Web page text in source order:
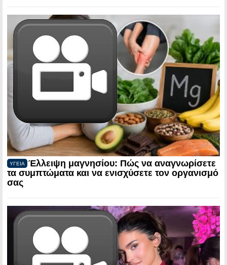
ΥΓΕΙΑ
Έλλειψη μαγνησίου: Πώς να αναγνωρίσετε
τα συμπτώματα και να ενισχύσετε τον οργανισμό
σας